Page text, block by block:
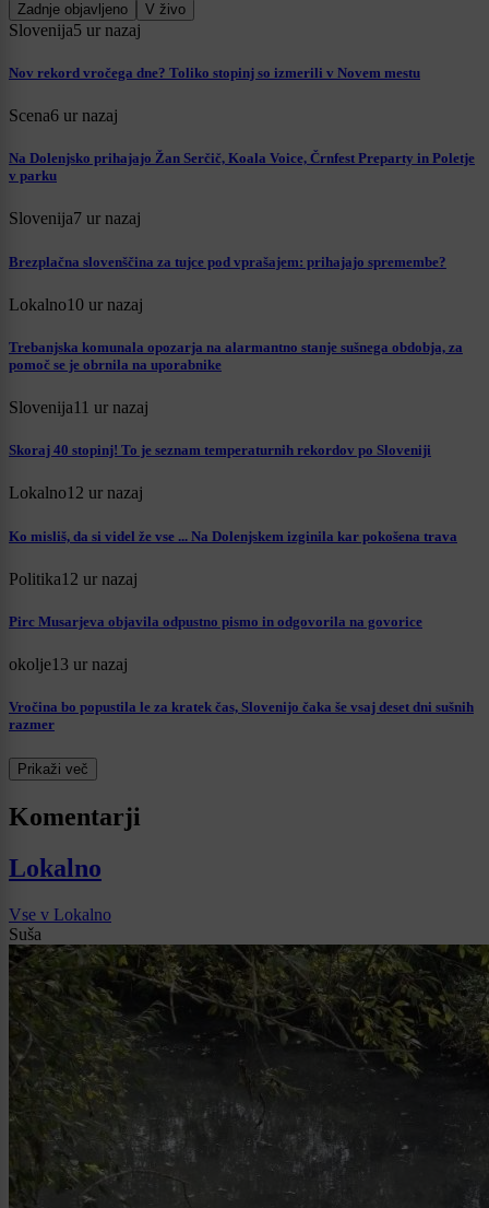
Zadnje objavljeno V živo
Slovenija5 ur nazaj
Nov rekord vročega dne? Toliko stopinj so izmerili v Novem mestu
Scena6 ur nazaj
Na Dolenjsko prihajajo Žan Serčič, Koala Voice, Črnfest Preparty in Poletje
v parku
Slovenija7 ur nazaj
Brezplačna slovenščina za tujce pod vprašajem: prihajajo spremembe?
Lokalno10 ur nazaj
Trebanjska komunala opozarja na alarmantno stanje sušnega obdobja, za
pomoč se je obrnila na uporabnike
Slovenija11 ur nazaj
Skoraj 40 stopinj! To je seznam temperaturnih rekordov po Sloveniji
Lokalno12 ur nazaj
Ko misliš, da si videl že vse ... Na Dolenjskem izginila kar pokošena trava
Politika12 ur nazaj
Pirc Musarjeva objavila odpustno pismo in odgovorila na govorice
okolje13 ur nazaj
Vročina bo popustila le za kratek čas, Slovenijo čaka še vsaj deset dni sušnih
razmer
Prikaži več
Komentarji
Lokalno
Vse v Lokalno
Suša